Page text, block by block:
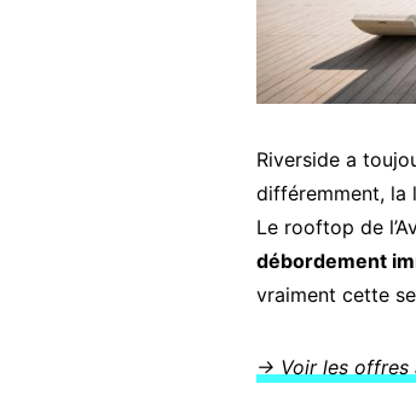
Riverside a
différemment, la
Le rooftop de
débordement
vraiment cette
→ Voir les offres